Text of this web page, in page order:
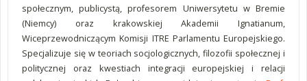
społecznym, publicystą, profesorem Uniwersytetu w Bremie
(Niemcy) oraz krakowskiej Akademii Ignatianum,
Wiceprzewodniczącym Komisji ITRE Parlamentu Europejskiego.
Specjalizuje się w teoriach socjologicznych, filozofii społecznej i
politycznej oraz kwestiach integracji europejskiej i relacji